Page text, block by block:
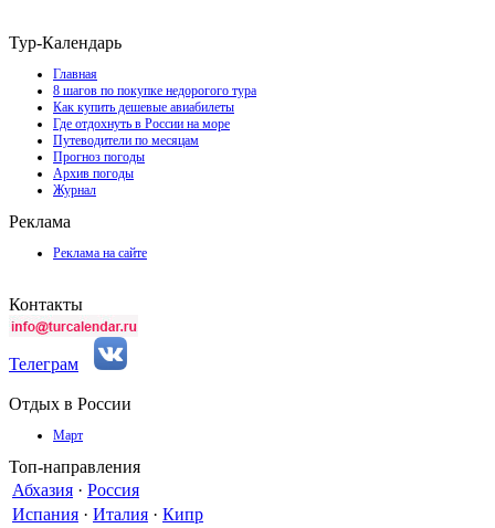
Тур-Календарь
Главная
8 шагов по покупке недорогого тура
Как купить дешевые авиабилеты
Где отдохнуть в России на море
Путеводители по месяцам
Прогноз погоды
Архив погоды
Журнал
Реклама
Реклама на сайте
Контакты
Телеграм
Отдых в России
Март
Топ-направления
Абхазия · Россия
Испания · Италия · Кипр